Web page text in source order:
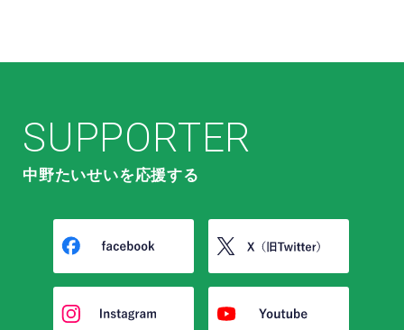
SUPPORTER
中野たいせいを応援する